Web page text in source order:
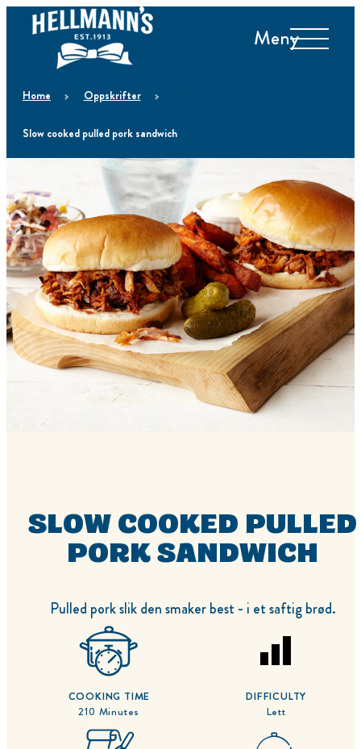
Meny
home Oppskrifter
Slow cooked pulled pork sandwich
SLOW COOKED PULLED
PORK SANDWICH
Pulled pork slik den smaker best - i et saftig brød.
210 Minutes
COOKING TIME
Lett
DIFFICULTY